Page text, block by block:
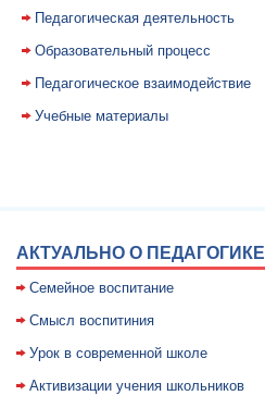
Педагогическая деятельность
Образовательный процесс
Педагогическое взаимодействие
Учебные материалы
АКТУАЛЬНО О ПЕДАГОГИКЕ
Семейное воспитание
Смысл воспитиния
Уpок в совpеменной школе
Активизации учения школьников